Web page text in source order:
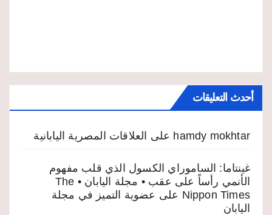
أحدث التعليقات
hamdy mokhtar على العلاقات المصرية اليابانية
غينتاما: الساموراي الكسول الذي قلب مفهوم
الأنمي رأساً على عقب • مجلة اليابان • The
Nippon Times على عضوية التميز في مجلة
اليابان